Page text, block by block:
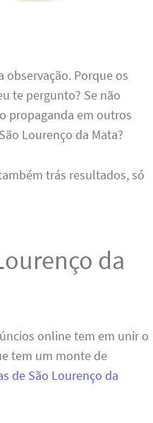
Porque os
te pergunto? Se não
propaganda em outros
Lourenço da Mata?
trás resultados, só
da
online tem em unir o
tem um monte de
de São Lourenço da